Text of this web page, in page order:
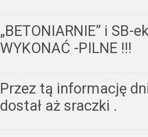
„BETONIARNIE” i
WYKONAĆ -PILNE !!!
Przez tą informację
dostał aż sraczki .